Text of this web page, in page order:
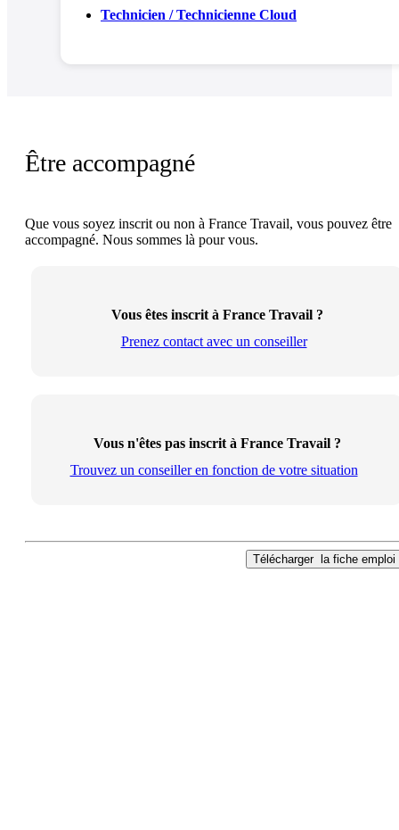
Technicien / Technicienne Cloud
Être accompagné
Que vous soyez inscrit ou non à France Travail, vous pouvez être
accompagné. Nous sommes là pour vous.
Vous êtes inscrit à France Travail ?
Prenez contact avec un conseiller
Vous n'êtes pas inscrit à France Travail ?
Trouvez un conseiller en fonction de votre situation
Télécharger la fiche emploi